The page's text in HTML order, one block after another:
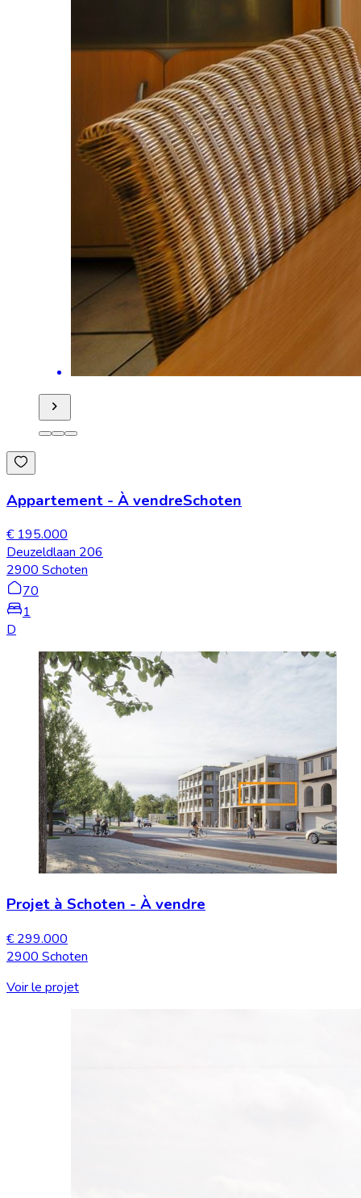
Appartement - À vendreSchoten
€ 195.000
Deuzeldlaan 206
2900 Schoten
70
1
D
Projet à Schoten - À vendre
€ 299.000
2900 Schoten
Voir le projet